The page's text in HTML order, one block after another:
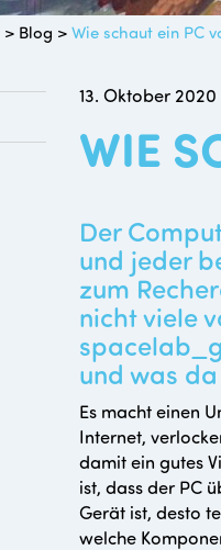
> Blog > Wie schaut ein PC
13. Oktober 2020
WIE
Der
und jeder
zum
nicht viele
und was
Es macht einen
Internet,
damit ein gutes
ist, dass der PC
Gerät ist, desto
welche